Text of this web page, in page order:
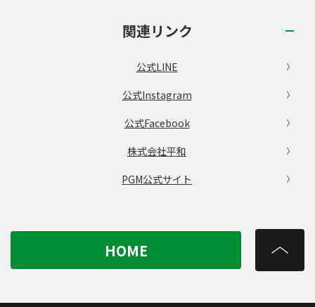
関連リンク
公式LINE
公式Instagram
公式Facebook
株式会社平和
PGM公式サイト
HOME